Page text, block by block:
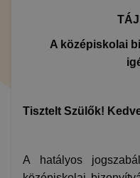
A középiskolai
Tisztelt Szülők!
A hatályos